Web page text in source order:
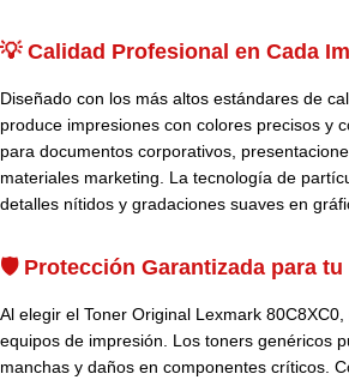
💡 Calidad Profesional en Cada
Diseñado con los más altos estándares de
produce impresiones con colores precisos y
para documentos corporativos,
materiales marketing. La tecnología de
detalles nítidos y gradaciones suaves en
🛡️ Protección Garantizada para tu
Al elegir el Toner Original Lexmark
equipos de impresión. Los toners genéricos
manchas y daños en componentes críticos.